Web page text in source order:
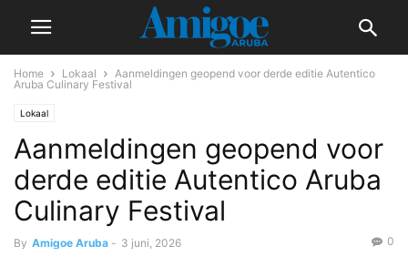
Home Lokaal
Aanmeldingen geopend voor derde editie Autentico
Aruba Culinary Festival
Lokaal
Aanmeldingen geopend voor
derde editie Autentico Aruba
Culinary Festival
By Amigoe Aruba - 3 juni, 2026 0